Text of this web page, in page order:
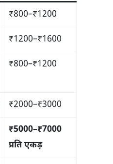
₹800–₹1200
₹1200–₹1600
₹800–₹1200
₹2000–₹3000
₹5000–₹7000
प्रति एकड़